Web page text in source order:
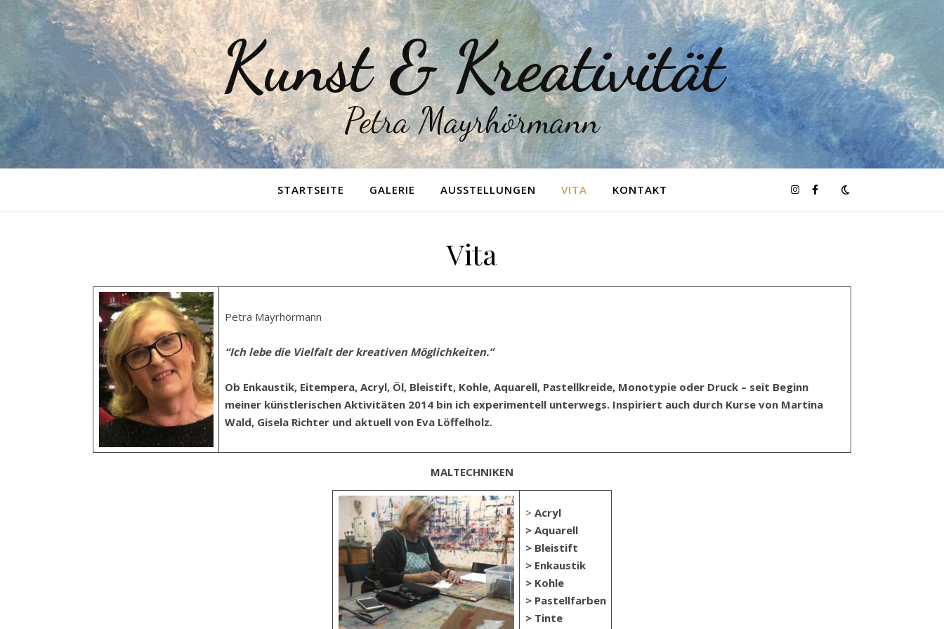
Kunst & Kreativität
Petra Mayrhörmann
STARTSEITE GALERIE AUSSTELLUNGEN VITA KONTAKT
Vita
Petra Mayrhörmann
“Ich lebe die Vielfalt der kreativen Möglichkeiten.”
Ob Enkaustik, Eitempera, Acryl, Öl, Bleistift, Kohle, Aquarell, Pastellkreide, Monotypie oder Druck – seit Beginn
meiner künstlerischen Aktivitäten 2014 bin ich experimentell unterwegs. Inspiriert auch durch Kurse von Martina
Wald, Gisela Richter und aktuell von Eva Löffelholz.
MALTECHNIKEN
> Acryl
> Aquarell
> Bleistift
> Enkaustik
> Kohle
> Pastellfarben
> Tinte